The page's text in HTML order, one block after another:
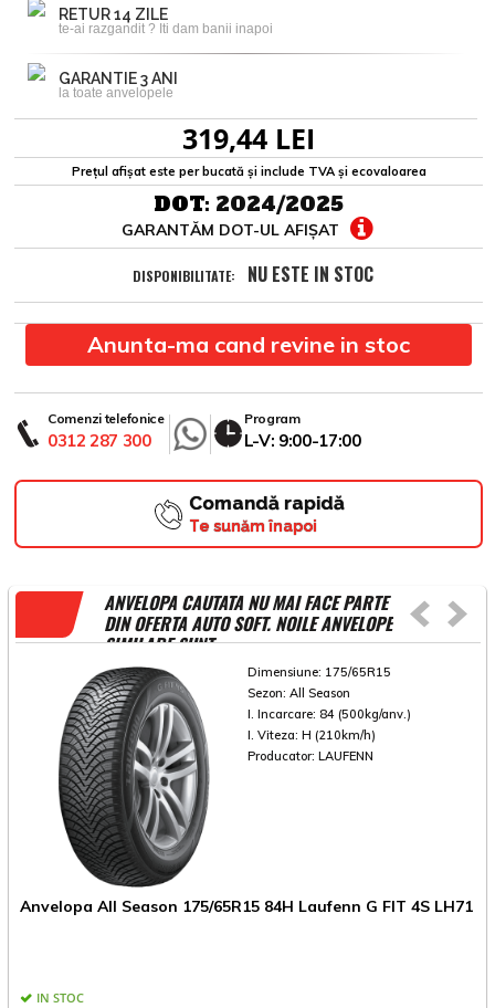
RETUR 14 ZILE
te-ai razgandit ? Iti dam banii inapoi
GARANTIE 3 ANI
la toate anvelopele
319,44 LEI
Prețul afișat este per bucată și include TVA și ecovaloarea
DOT: 2024/2025
GARANTĂM DOT-UL AFIȘAT
DISPONIBILITATE: NU ESTE IN STOC
Anunta-ma cand revine in stoc
Comenzi telefonice
0312 287 300
Program
L-V: 9:00-17:00
Comandă rapidă
Te sunăm înapoi
ANVELOPA CAUTATA NU MAI FACE PARTE
DIN OFERTA AUTO SOFT. NOILE ANVELOPE
SIMILARE SUNT
Dimensiune: 175/65R15
Sezon: All Season
I. Incarcare: 84 (500kg/anv.)
I. Viteza: H (210km/h)
Producator: LAUFENN
Anvelopa All Season 175/65R15 84H Laufenn G FIT 4S LH71
IN STOC